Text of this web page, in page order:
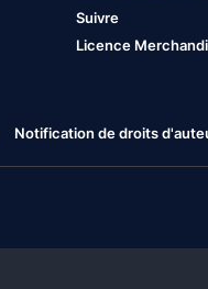
Suivre
Licence
Notification de droits